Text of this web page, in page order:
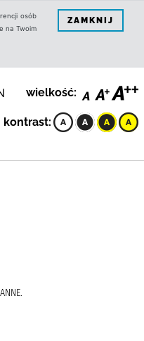
osób
na Twoim
ZAMKNIJ
wielkość:
kontrast: